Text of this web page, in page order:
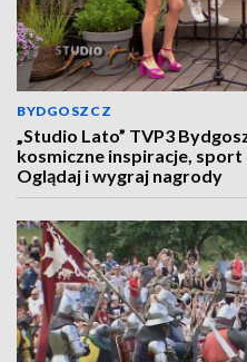
BYDGOSZCZ
„Studio Lato” TVP3
kosmiczne inspiracje, sport
Oglądaj i wygraj nagrody